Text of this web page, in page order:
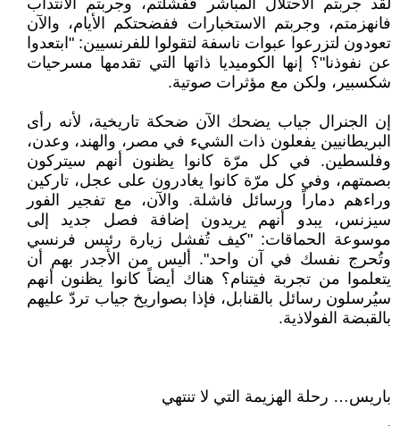
لقد جربتم الاحتلال المباشر ففشلتم، وجربتم الانتداب
فانهزمتم، وجربتم الاستخبارات ففضحتكم الأيام، والآن
تعودون لتزرعوا عبوات ناسفة لتقولوا للفرنسيين: "ابتعدوا
عن نفوذنا"؟ إنها الكوميديا ذاتها التي تقدمها مسرحيات
شكسبير، ولكن مع مؤثرات صوتية.
إن الجنرال جياب يضحك الآن ضحكة تاريخية، لأنه رأى
البريطانيين يفعلون ذات الشيء في مصر، والهند، وعدن،
وفلسطين. في كل مرّة كانوا يظنون أنهم سيتركون
بصمتهم، وفي كل مرّة كانوا يغادرون على عجل، تاركين
وراءهم دماراً ورسائل فاشلة. والآن، مع تفجير الفور
سيزنس، يبدو أنهم يريدون إضافة فصل جديد إلى
موسوعة الحماقات: "كيف تُفشل زيارة رئيس فرنسي
وتُحرج نفسك في آن واحد". أليس من الأجدر بهم أن
يتعلموا من تجربة فيتنام؟ هناك أيضاً كانوا يظنون أنهم
سيُرسلون رسائل بالقنابل، فإذا بصواريخ جياب تردّ عليهم
بالقبضة الفولاذية.
باريس… رحلة الهزيمة التي لا تنتهي